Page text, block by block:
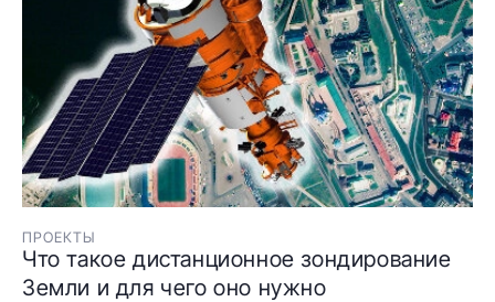
ПРОЕКТЫ
Что такое дистанционное зондирование
Земли и для чего оно нужно